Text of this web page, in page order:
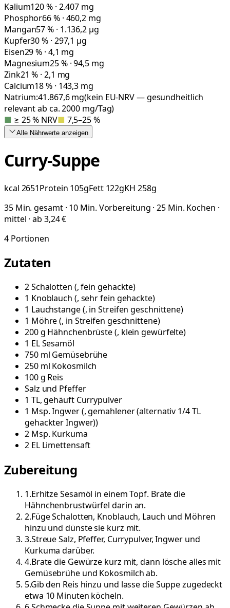
Kalium120 % · 2.407 mg
Phosphor66 % · 460,2 mg
Mangan57 % · 1.136,2 µg
Kupfer30 % · 297,1 µg
Eisen29 % · 4,1 mg
Magnesium25 % · 94,5 mg
Zink21 % · 2,1 mg
Calcium18 % · 143,3 mg
Natrium:41.867,6mg(kein EU-NRV — gesundheitlich
relevant ab ca. 2000 mg/Tag)
■ ≥ 25 % NRV■ 7,5–25 %
Alle Nährwerte anzeigen
Curry-Suppe
kcal 2651Protein 105gFett 122gKH 258g
35 Min. gesamt · 10 Min. Vorbereitung · 25 Min. Kochen ·
mittel · ab 3,24 €
4 Portionen
Zutaten
2Schalotten (, fein gehackte)
1 Knoblauch (, sehr fein gehackte)
1 Lauchstange(, in Streifen geschnittene)
1 Möhre(, in Streifen geschnittene)
200g Hähnchenbrüste(, klein gewürfelte)
1 ELSesamöl
750 ml Gemüsebrühe
250 ml Kokosmilch
100g Reis
Salz und Pfeffer
1 TL, gehäuft Currypulver
1 Msp.Ingwer(, gemahlener (alternativ 1/4 TL
gehackter Ingwer))
2 Msp. Kurkuma
2 EL Limettensaft
Zubereitung
1.Erhitze Sesamöl in einem Topf. Brate die
Hähnchenbrustwürfel darin an.
2.Füge Schalotten, Knoblauch, Lauch und Möhren
hinzu und dünste sie kurz mit.
3.Streue Salz, Pfeffer, Currypulver, Ingwer und
Kurkuma darüber.
4.Brate die Gewürze kurz mit, dann lösche alles mit
Gemüsebrühe und Kokosmilch ab.
5.Gib den Reis hinzu und lasse die Suppe zugedeckt
etwa 10 Minuten köcheln.